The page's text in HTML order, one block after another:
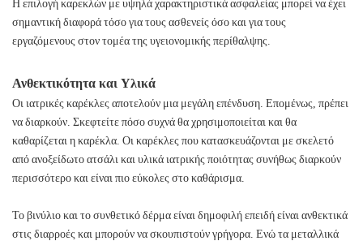
Η επιλογή καρεκλών με υψηλά χαρακτηριστικά ασφαλείας μπορεί να έχει
σημαντική διαφορά τόσο για τους ασθενείς όσο και για τους
εργαζόμενους στον τομέα της υγειονομικής περίθαλψης.
Ανθεκτικότητα και Υλικά
Οι ιατρικές καρέκλες αποτελούν μια μεγάλη επένδυση. Επομένως, πρέπει
να διαρκούν. Σκεφτείτε πόσο συχνά θα χρησιμοποιείται και θα
καθαρίζεται η καρέκλα. Οι καρέκλες που κατασκευάζονται με σκελετό
από ανοξείδωτο ατσάλι και υλικά ιατρικής ποιότητας συνήθως διαρκούν
περισσότερο και είναι πιο εύκολες στο καθάρισμα.
Το βινύλιο και το συνθετικό δέρμα είναι δημοφιλή επειδή είναι ανθεκτικά
στις διαρροές και μπορούν να σκουπιστούν γρήγορα. Ενώ τα μεταλλικά